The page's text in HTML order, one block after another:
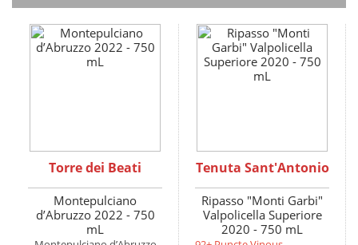
Torre dei Beati
Montepulciano
d’Abruzzo 2022 - 750
mL
Tenuta Sant'Antonio
Ripasso "Monti Garbi"
Valpolicella Superiore
2020 - 750 mL